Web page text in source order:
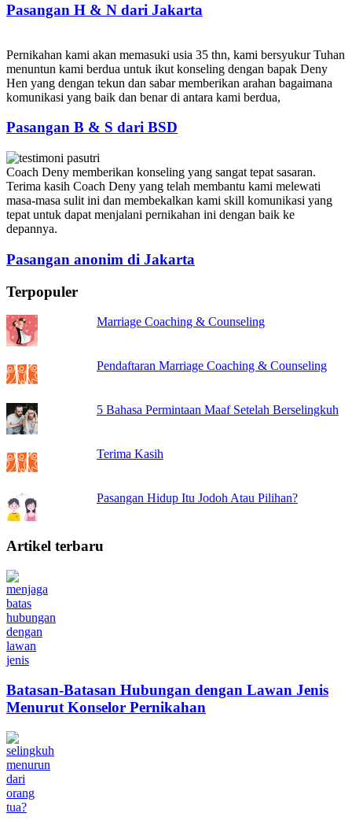
Pasangan H & N dari Jakarta
Pernikahan kami akan memasuki usia 35 thn, kami bersyukur Tuhan
menuntun kami berdua untuk ikut konseling dengan bapak Deny
Hen yang dengan tekun dan sabar memberikan arahan bagaimana
komunikasi yang baik dan benar di antara kami berdua,
Pasangan B & S dari BSD
Coach Deny memberikan konseling yang sangat tepat sasaran.
Terima kasih Coach Deny yang telah membantu kami melewati
masa-masa sulit ini dan membekalkan kami skill komunikasi yang
tepat untuk dapat menjalani pernikahan ini dengan baik ke
depannya.
Pasangan anonim di Jakarta
Terpopuler
Marriage Coaching & Counseling
Pendaftaran Marriage Coaching & Counseling
5 Bahasa Permintaan Maaf Setelah Berselingkuh
Terima Kasih
Pasangan Hidup Itu Jodoh Atau Pilihan?
Artikel terbaru
Batasan-Batasan Hubungan dengan Lawan Jenis
Menurut Konselor Pernikahan